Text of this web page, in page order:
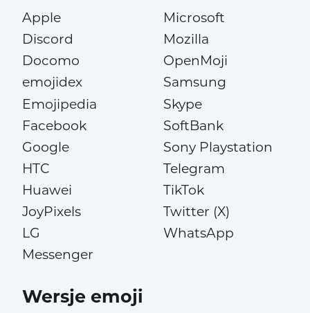
Apple
Discord
Docomo
emojidex
Emojipedia
Facebook
Google
HTC
Huawei
JoyPixels
LG
Messenger
Microsoft
Mozilla
OpenMoji
Samsung
Skype
SoftBank
Sony Playstation
Telegram
TikTok
Twitter (X)
WhatsApp
Wersje emoji